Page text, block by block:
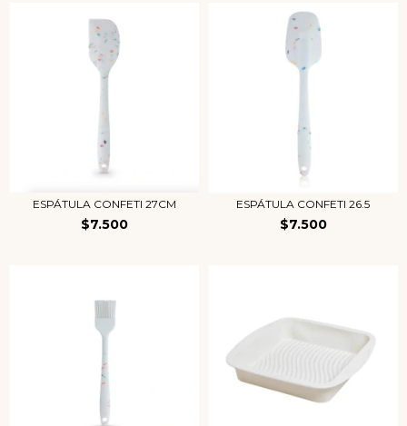
ESPÁTULA CONFETI 27CM
$7.500
ESPÁTULA CONFETI 26.5
$7.500